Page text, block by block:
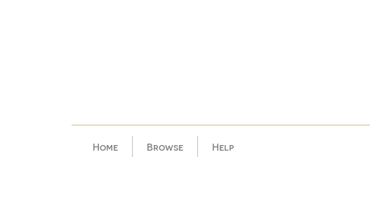
Home Browse Help